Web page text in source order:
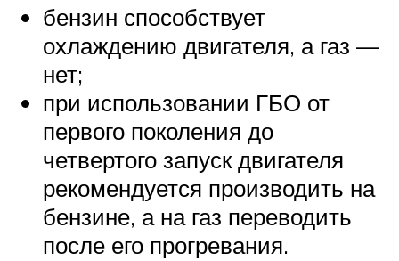
бензин способствует
охлаждению двигателя, а газ —
нет;
при использовании ГБО от
первого поколения до
четвертого запуск двигателя
рекомендуется производить на
бензине, а на газ переводить
после его прогревания.